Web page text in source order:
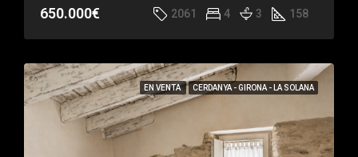
650.000€ 2061 4 3 158
EN VENTA CERDANYA - GIRONA - LA SOLANA